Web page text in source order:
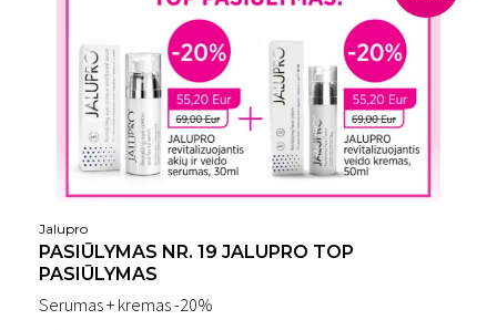
Jalupro
PASIŪLYMAS NR. 19 JALUPRO TOP
PASIŪLYMAS
Serumas + kremas -20%